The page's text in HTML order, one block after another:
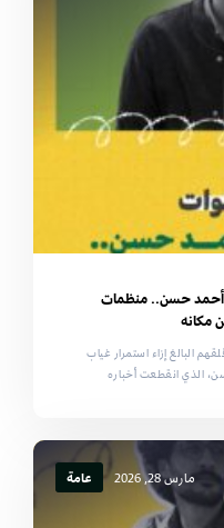
أحمد حسن.. منظمات
مكانه
البالغ إزاء استمرار غياب
الذي انقطعت أخباره
مارس 28, 2026 عامة